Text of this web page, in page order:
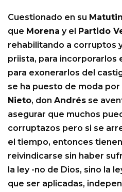
Cuestionado en su
que Morena y el Partido
rehabilitando a corruptos
priista, para incorporarlos
para exonerarlos del
se ha puesto de moda
Nieto, don Andrés se
asegurar que muchos
corruptazos pero si se
el tiempo, entonces
reivindicarse sin haber
la ley -no de Dios, sino la
que ser aplicadas,